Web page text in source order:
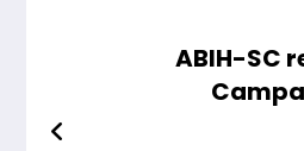
ABIH-SC